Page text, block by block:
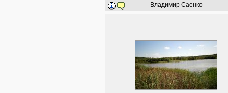
Владимир Саенко